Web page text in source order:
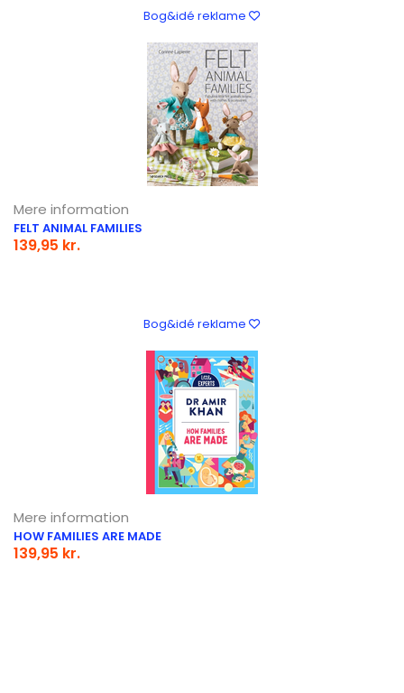
Bog&idé reklame
Mere information
FELT ANIMAL FAMILIES
139,95 kr.
Bog&idé reklame
Mere information
HOW FAMILIES ARE MADE
139,95 kr.